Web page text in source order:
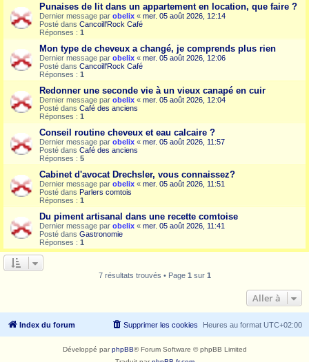
Punaises de lit dans un appartement en location, que faire ?
Dernier message par obelix « mer. 05 août 2026, 12:14
Posté dans Cancoill'Rock Café
Réponses : 1
Mon type de cheveux a changé, je comprends plus rien
Dernier message par obelix « mer. 05 août 2026, 12:06
Posté dans Cancoill'Rock Café
Réponses : 1
Redonner une seconde vie à un vieux canapé en cuir
Dernier message par obelix « mer. 05 août 2026, 12:04
Posté dans Café des anciens
Réponses : 1
Conseil routine cheveux et eau calcaire ?
Dernier message par obelix « mer. 05 août 2026, 11:57
Posté dans Café des anciens
Réponses : 5
Cabinet d'avocat Drechsler, vous connaissez?
Dernier message par obelix « mer. 05 août 2026, 11:51
Posté dans Parlers comtois
Réponses : 1
Du piment artisanal dans une recette comtoise
Dernier message par obelix « mer. 05 août 2026, 11:41
Posté dans Gastronomie
Réponses : 1
7 résultats trouvés • Page 1 sur 1
Aller à
Index du forum Heures au format UTC+02:00
Supprimer les cookies
Développé parphpBB® Forum Software © phpBB Limited